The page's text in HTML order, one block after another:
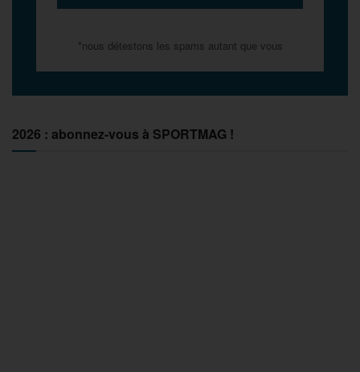
*nous détestons les spams autant que vous
2026 : abonnez-vous à SPORTMAG !